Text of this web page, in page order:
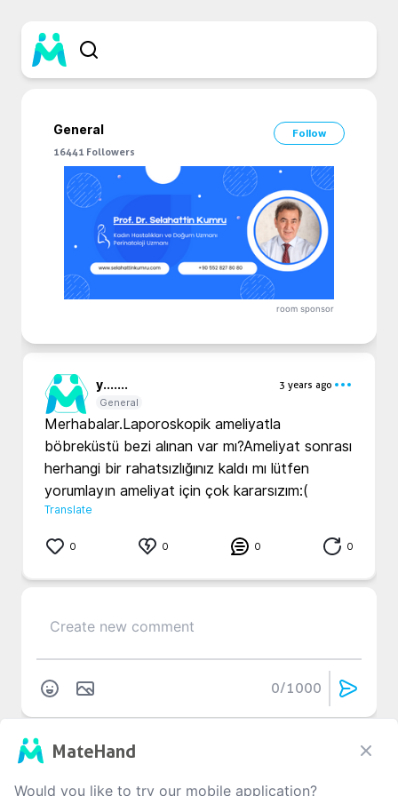
General
Follow
16441 Followers
room sponsor
y.......
3 years ago
General
Merhabalar.Laporoskopik ameliyatla
böbreküstü bezi alınan var mı?Ameliyat sonrası
herhangi bir rahatsızlığınız kaldı mı lütfen
yorumlayın ameliyat için çok kararsızım:(
Translate
0 0 0 0
0/1000
MateHand
Would you like to try our mobile application?